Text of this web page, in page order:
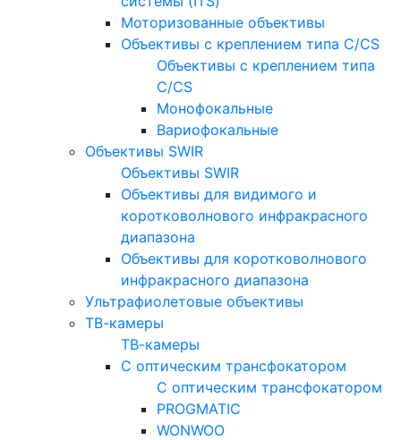
Моторизованные объективы
Объективы с креплением типа C/CS
Объективы с креплением типа
C/CS
Монофокальные
Вариофокальные
Объективы SWIR
Объективы SWIR
Объективы для видимого и
коротковолнового инфракрасного
диапазона
Объективы для коротковолнового
инфракрасного диапазона
Ультрафиолетовые объективы
ТВ-камеры
ТВ-камеры
С оптическим трансфокатором
С оптическим трансфокатором
PROGMATIC
WONWOO